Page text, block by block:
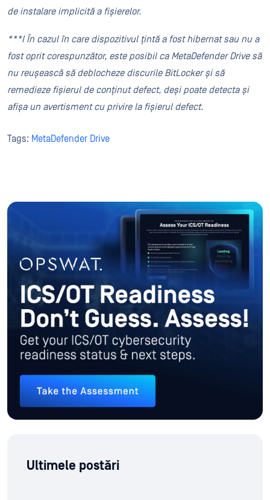
de instalare implicită a fișierelor.
***I În cazul în care dispozitivul țintă a fost hibernat sau nu a
fost oprit corespunzător, este posibil ca MetaDefender Drive să
nu reușească să deblocheze discurile BitLocker și să
remedieze fișierul de conținut defect, deși poate detecta și
afișa un avertisment cu privire la fișierul defect.
Tags: MetaDefender Drive
Ultimele postări